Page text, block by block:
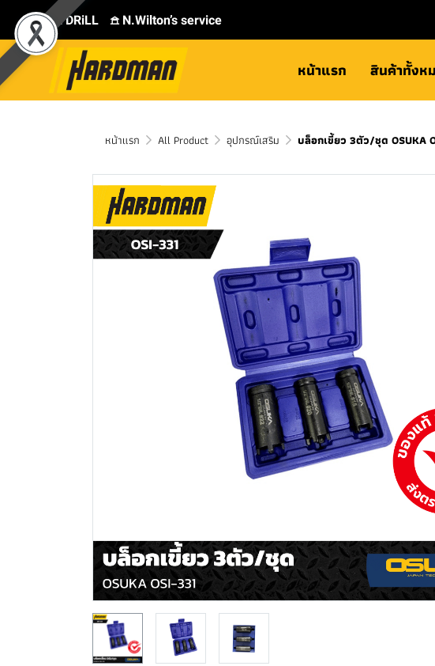
⛾ DRiLL 𖠿 N.Wilton’s service
หน้าแรก สินค้าทั้งห
หน้าแรก All Product อุปกรณ์เสริม บล็อกเขี้ยว 3ตัว/ชุด OSUKA